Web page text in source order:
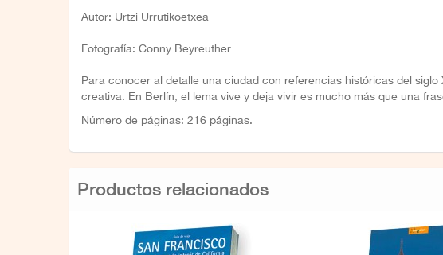
Autor: Urtzi Urrutikoetxea
Fotografía: Conny Beyreuther
Para conocer al detalle una ciudad con referencias históricas del
creativa. En Berlín, el lema vive y deja vivir es mucho más que una
Número de páginas: 216 páginas.
Productos relacionados